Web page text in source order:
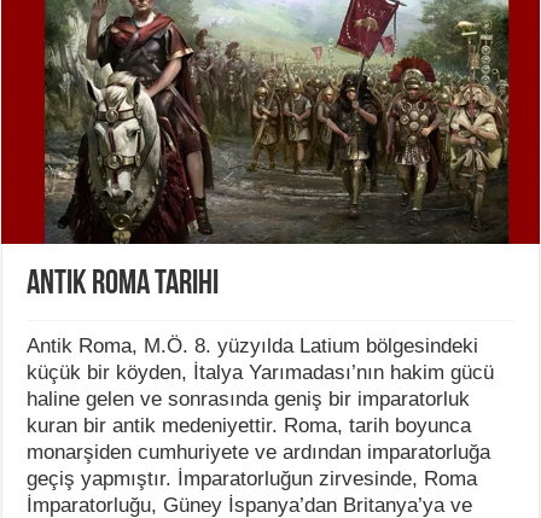
Antik Roma Tarihi
Antik Roma, M.Ö. 8. yüzyılda Latium bölgesindeki
küçük bir köyden, İtalya Yarımadası’nın hakim gücü
haline gelen ve sonrasında geniş bir imparatorluk
kuran bir antik medeniyettir. Roma, tarih boyunca
monarşiden cumhuriyete ve ardından imparatorluğa
geçiş yapmıştır. İmparatorluğun zirvesinde, Roma
İmparatorluğu, Güney İspanya’dan Britanya’ya ve